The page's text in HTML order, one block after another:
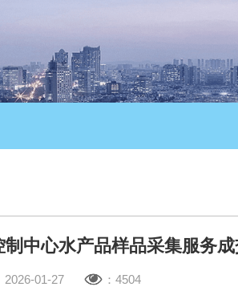
中心水产品样品采集服务
2026-01-27 ：4504